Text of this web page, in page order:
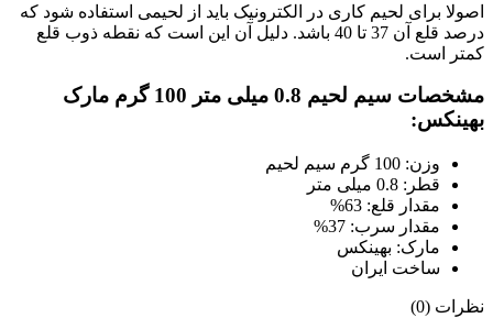
اصولا برای لحیم کاری در الکترونیک باید از لحیمی استفاده شود که
درصد قلع آن 37 تا 40 باشد. دلیل آن این است که نقطه ذوب قلع
کمتر است.
مشخصات سیم لحیم 0.8 میلی متر 100 گرم مارک
بهینکس:
وزن: 100 گرم سیم لحیم
قطر: 0.8 میلی متر
مقدار قلع: 63%
مقدار سرب: 37%
مارک: بهینکس
ساخت ایران
نظرات (0)